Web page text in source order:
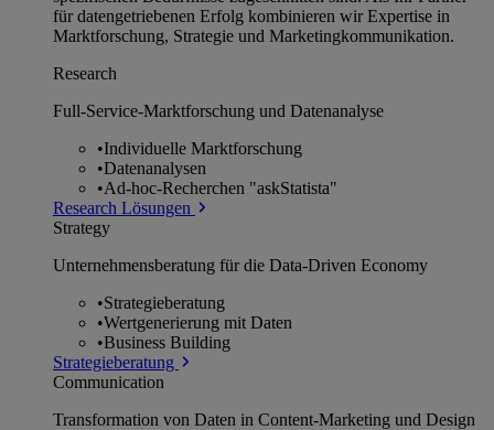
für datengetriebenen Erfolg kombinieren wir Expertise in
Marktforschung, Strategie und Marketingkommunikation.
Research
Full-Service-Marktforschung und Datenanalyse
•Individuelle Marktforschung
•Datenanalysen
•Ad-hoc-Recherchen "askStatista"
Research Lösungen
Strategy
Unternehmens­beratung für die Data-Driven Economy
•Strategieberatung
•Wertgenerierung mit Daten
•Business Building
Strategieberatung
Communication
Transformation von Daten in Content-Marketing und Design